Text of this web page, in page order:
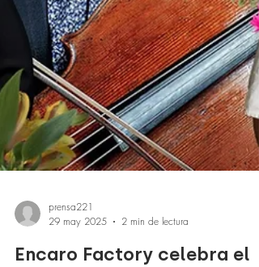
29 may 2025
2 min de lectura